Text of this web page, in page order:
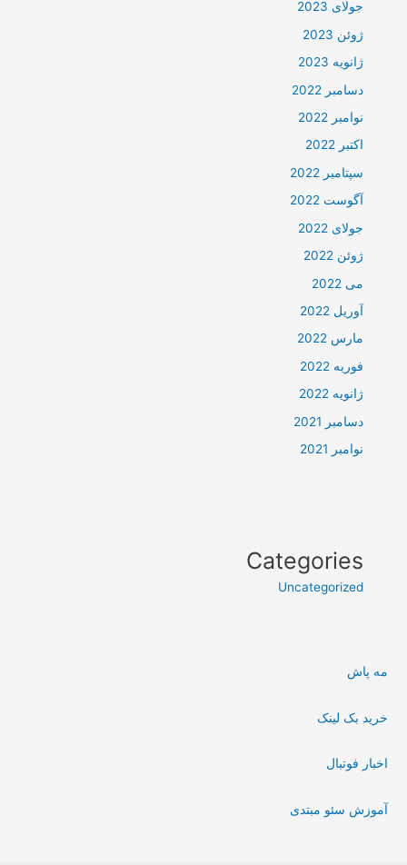
جولای 2023
ژوئن 2023
ژانویه 2023
دسامبر 2022
نوامبر 2022
اکتبر 2022
سپتامبر 2022
آگوست 2022
جولای 2022
ژوئن 2022
می 2022
آوریل 2022
مارس 2022
فوریه 2022
ژانویه 2022
دسامبر 2021
نوامبر 2021
Categories
Uncategorized
مه پاش
خرید بک لینک
اخبار فوتبال
آموزش سئو مبتدی